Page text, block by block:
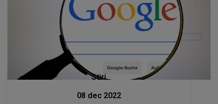
Stiri
08 dec 2022